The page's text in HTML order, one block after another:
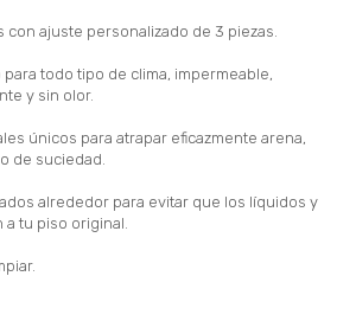
ajuste personalizado de 3 piezas.
para todo tipo de clima, impermeable,
y sin olor.
únicos para atrapar eficazmente arena,
de suciedad.
alrededor para evitar que los líquidos y
tu piso original.